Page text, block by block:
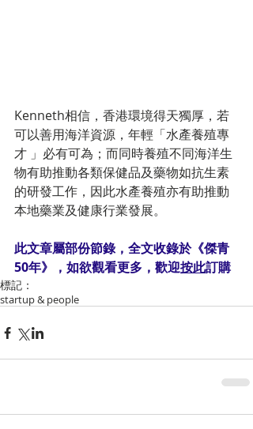
Kenneth相信，香港環境得天獨厚，若
可以善用海洋資源，年輕「水產養殖專
才 」必有可為；而同時養殖不同海洋生
物有助推動各類保健品及藥物如抗生素
的研發工作，因此水產養殖亦有助推動
本地藥業及健康行業發展。
此文章屬部份節錄，全文收錄於《傑青
50年》，如欲觀看更多，歡迎按此訂購
標記：
startup & people